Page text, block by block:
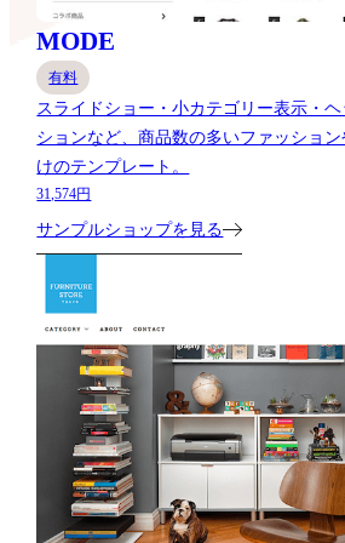
MODE
有料
スライドショー・小カテゴリー表示・
ションなど、商品数の多いファッショ
けのテンプレート。
31,574円
サンプルショップを見る